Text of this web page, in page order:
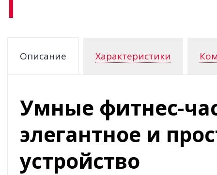
Описание Характеристики
Умные фитнес-
элегантное и
устройство